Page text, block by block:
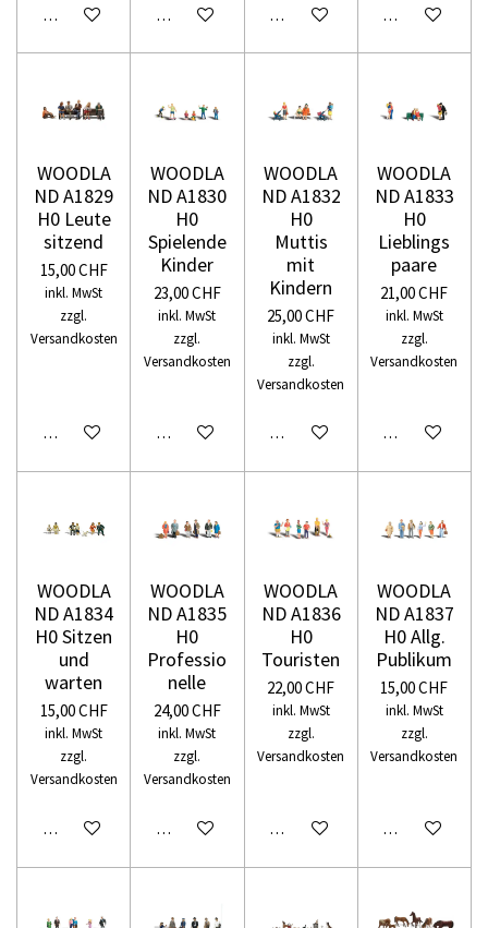
In den WarenkorbIn den WarenkorbIn den WarenkorbIn den
WOODLA
ND A1829
H0 Leute
sitzend
15,00 CHF
inkl. MwSt
zzgl.
Versandkosten
In den Warenkorb
WOODLA
ND A1830
H0
Spielende
Kinder
23,00 CHF
inkl. MwSt
zzgl.
Versandkosten
In den Warenkorb
WOODLA
ND A1832
H0
Muttis
mit
Kindern
25,00 CHF
inkl. MwSt
zzgl.
Versandkosten
In den Warenkorb
WOODLA
ND A1833
H0
Lieblings
paare
21,00 CHF
inkl. MwSt
zzgl.
Versandkosten
In den
WOODLA
ND A1834
H0 Sitzen
und
warten
15,00 CHF
inkl. MwSt
zzgl.
Versandkosten
In den Warenkorb
WOODLA
ND A1835
H0
Professio
nelle
24,00 CHF
inkl. MwSt
zzgl.
Versandkosten
In den Warenkorb
WOODLA
ND A1836
H0
Touristen
22,00 CHF
inkl. MwSt
zzgl.
Versandkosten
In den Warenkorb
WOODLA
ND A1837
H0 Allg.
Publikum
15,00 CHF
inkl. MwSt
zzgl.
Versandkosten
In den